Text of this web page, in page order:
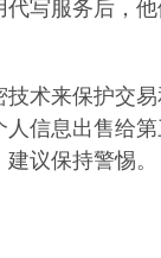
写服务后，
术来保护交
信息出售给
议保持警惕。